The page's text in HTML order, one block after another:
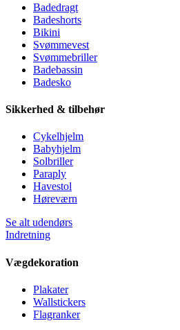
Badedragt
Badeshorts
Bikini
Svømmevest
Svømmebriller
Badebassin
Badesko
Sikkerhed & tilbehør
Cykelhjelm
Babyhjelm
Solbriller
Paraply
Havestol
Høreværn
Se alt udendørs
Indretning
Vægdekoration
Plakater
Wallstickers
Flagranker